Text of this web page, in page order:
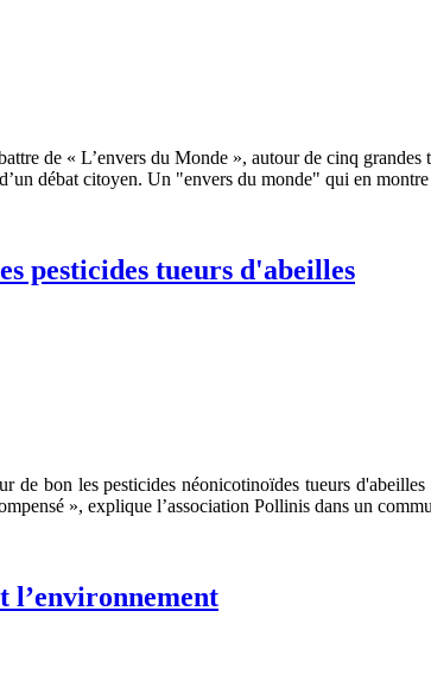
de « L’envers du Monde », autour de cinq
débat citoyen. Un "envers du monde" qui en
pesticides tueurs d'abeilles
de bon les pesticides néonicotinoïdes tueurs
», explique l’association Pollinis dans un
l’environnement